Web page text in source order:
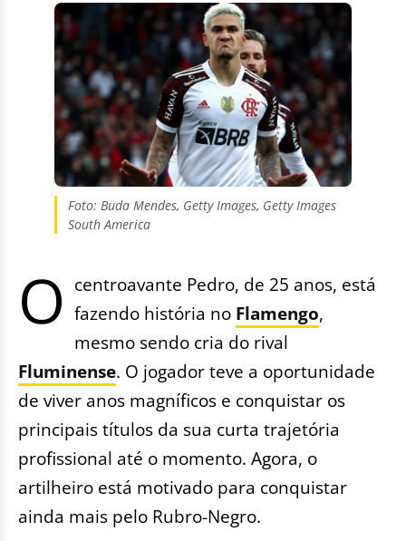
Foto: Buda Mendes, Getty Images, Getty Images
South America
O centroavante Pedro, de 25 anos, está
fazendo história no Flamengo,
mesmo sendo cria do rival
Fluminense. O jogador teve a oportunidade
de viver anos magníficos e conquistar os
principais títulos da sua curta trajetória
profissional até o momento. Agora, o
artilheiro está motivado para conquistar
ainda mais pelo Rubro-Negro.